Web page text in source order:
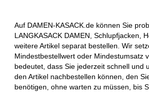
Auf DAMEN-KASACK.de können Sie
LANGKASACK DAMEN, Schlupfjacken,
weitere Artikel separat bestellen. Wir
Mindestbestellwert oder Mindestumsatz
bedeutet, dass Sie jederzeit schnell und
den Artikel nachbestellen können, den
benötigen, ohne warten zu müssen, bis